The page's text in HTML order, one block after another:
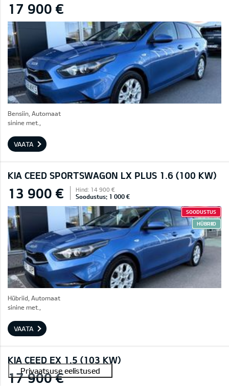
17 900 €
Bensiin, Automaat
sinine met.,
VAATA
KIA CEED SPORTSWAGON LX PLUS 1.6 (100 KW)
13 900 € Hind: 14 900 €
Soodustus: 1 000 €
SOODUSTUS
HÜBRIID
Hübriid, Automaat
sinine met.,
VAATA
KIA CEED EX 1.5 (103 KW)
17 900 €